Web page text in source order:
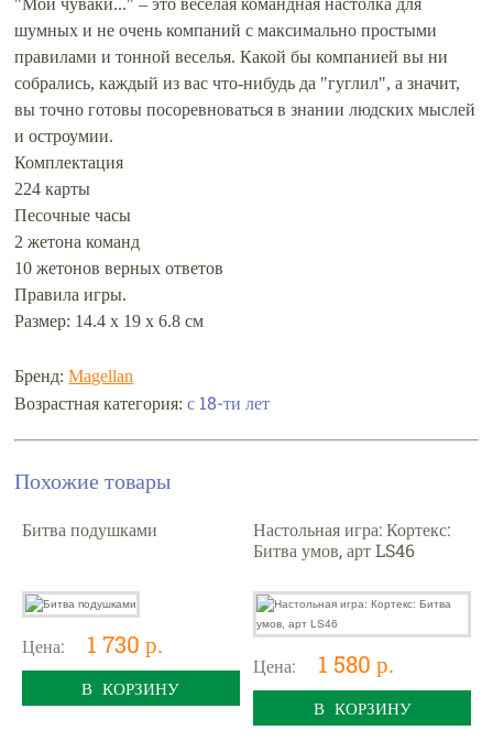
"Мои чуваки..." – это весёлая командная настолка для
шумных и не очень компаний с максимально простыми
правилами и тонной веселья. Какой бы компанией вы ни
собрались, каждый из вас что-нибудь да "гуглил", а значит,
вы точно готовы посоревноваться в знании людских мыслей
и остроумии.
Комплектация
224 карты
Песочные часы
2 жетона команд
10 жетонов верных ответов
Правила игры.
Размер: 14.4 x 19 x 6.8 см
Бренд:Magellan
Возрастная категория:с 18-ти лет
Похожие товары
Битва подушками
Цена: 1 730 р.
В КОРЗИНУ
Настольная игра: Кортекс:
Битва умов, арт LS46
Цена: 1 580 р.
В КОРЗИНУ